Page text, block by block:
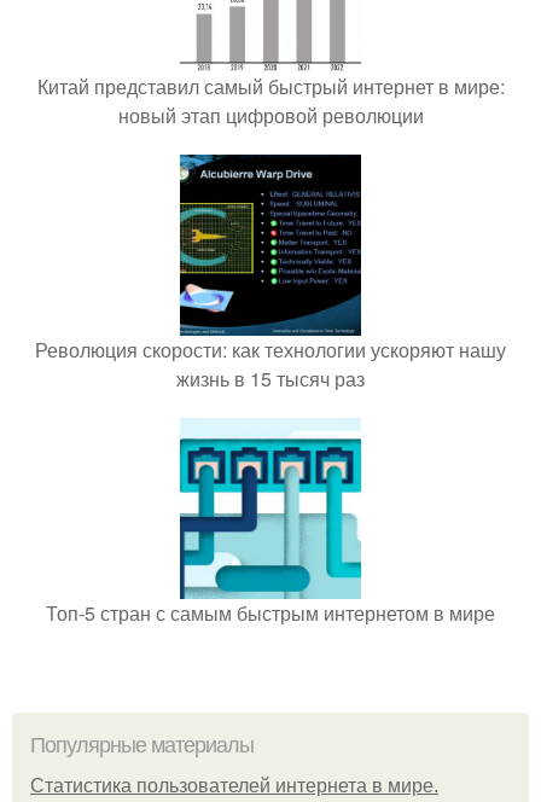
Китай представил самый быстрый интернет в мире:
новый этап цифровой революции
Революция скорости: как технологии ускоряют нашу
жизнь в 15 тысяч раз
Топ-5 стран с самым быстрым интернетом в мире
Популярные материалы
Статистика пользователей интернета в мире.